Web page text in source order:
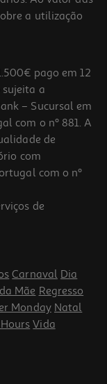
1kg
a utilização
pago em 12
sujeita a
– Sucursal em
com o nº 881. A
de
com
com o nº
de
Carnaval Dia
Mãe Regresso
Monday Natal
Vida